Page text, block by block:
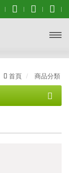
首頁 商品分類
打7折